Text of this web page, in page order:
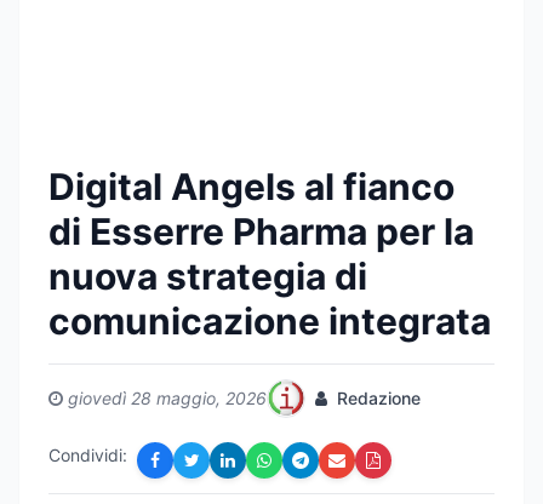
Digital Angels al fianco
di Esserre Pharma per la
nuova strategia di
comunicazione integrata
giovedì 28 maggio, 2026 Redazione
Condividi: